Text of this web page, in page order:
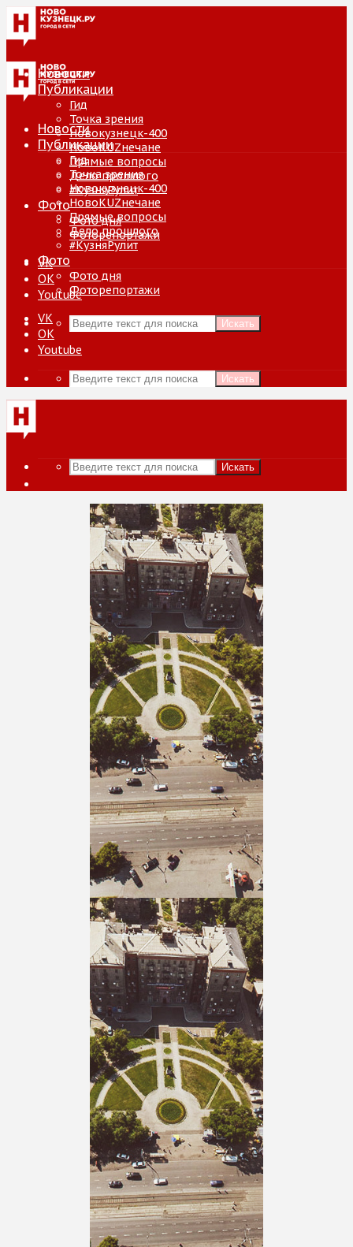
Новости
Публикации
Гид
Точка зрения
Новокузнецк-400
НовоKUZнечане
Прямые вопросы
Дело прошлого
#КузняРулит
Фото
Фото дня
Фоторепортажи
VK
ОК
Youtube
Искать
Новости
Публикации
Гид
Точка зрения
Новокузнецк-400
НовоKUZнечане
Прямые вопросы
Дело прошлого
#КузняРулит
Фото
Фото дня
Фоторепортажи
VK
ОК
Youtube
Искать
Искать